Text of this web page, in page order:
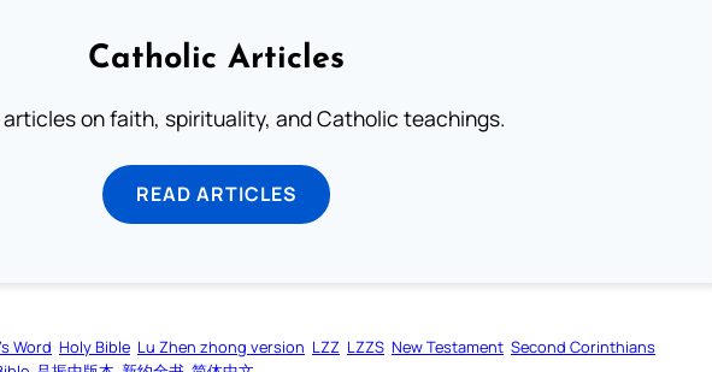
Catholic Articles
articles on faith, spirituality, and Catholic teachings.
READ ARTICLES
Word Holy Bible Lu Zhen zhong version LZZ LZZS New Testament Second Corinthians